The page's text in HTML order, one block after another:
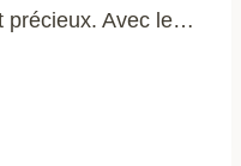
précieux. Avec le…